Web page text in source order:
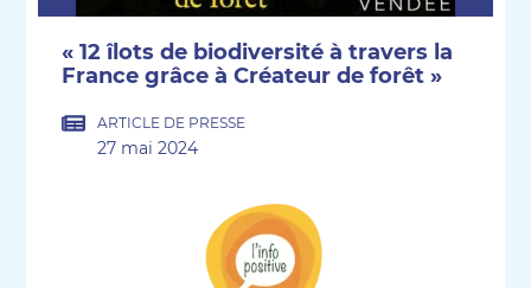
« 12 îlots de biodiversité à travers la
France grâce à Créateur de forêt »
ARTICLE DE PRESSE
27 mai 2024